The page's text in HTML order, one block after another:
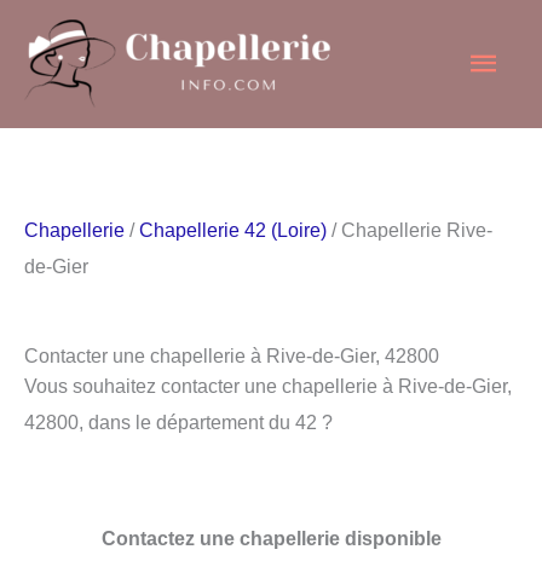
contenu
Chapellerie /Chapellerie 42 (Loire) / Chapellerie Rive-
de-Gier
Contacter une chapellerie à Rive-de-Gier, 42800
Vous souhaitez contacter une chapellerie à Rive-de-Gier,
42800, dans le département du 42 ?
Contactez une chapellerie disponible